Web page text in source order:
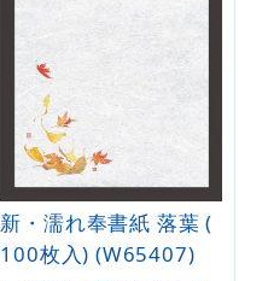
新・濡れ奉書紙 落葉 (
100枚入) (W65407)